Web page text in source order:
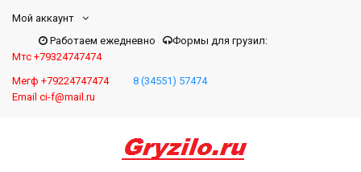
Мой аккаунт
Работаем ежедневно
Формы для грузил:
Мтс +79324747474
Мегф +79224747474
8 (34551) 57474
Email ci-f@mail.ru